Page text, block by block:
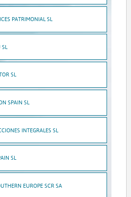
PATRIMONIAL SL
SL
SPAIN SL
INTEGRALES SL
SL
EUROPE SCR SA